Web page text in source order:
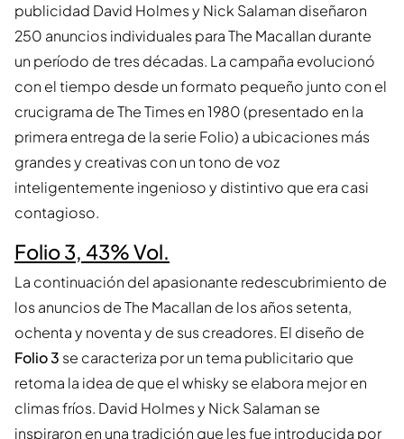
publicidad David Holmes y Nick Salaman diseñaron
250 anuncios individuales para The Macallan durante
un período de tres décadas. La campaña evolucionó
con el tiempo desde un formato pequeño junto con el
crucigrama de The Times en 1980 (presentado en la
primera entrega de la serie Folio) a ubicaciones más
grandes y creativas con un tono de voz
inteligentemente ingenioso y distintivo que era casi
contagioso.
Folio 3, 43% Vol.
La continuación del apasionante redescubrimiento de
los anuncios de The Macallan de los años setenta,
ochenta y noventa y de sus creadores. El diseño de
Folio 3 se caracteriza por un tema publicitario que
retoma la idea de que el whisky se elabora mejor en
climas fríos. David Holmes y Nick Salaman se
inspiraron en una tradición que les fue introducida por